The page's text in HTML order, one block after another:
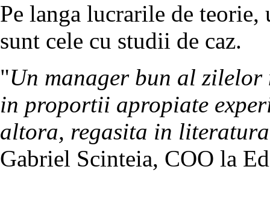
Pe langa lucrarile de teorie,
sunt cele cu studii de caz.
"Un manager bun al zilelor
in proportii apropiate
altora, regasita in
Gabriel Scinteia, COO la